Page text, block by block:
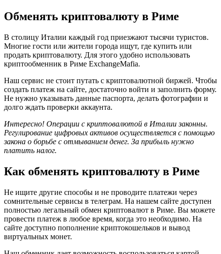
Обменять криптовал​юту в Риме
В столицу Италии каждый год приезжают тысячи туристов.
Многие гости или жители города ищут, где купить или
продать криптовалюту. Для этого удобно использовать
криптообменник в Риме ExchangeMafia.
Наш сервис не стоит путать с криптовалютной биржей. Чтобы
создать платеж на сайте, достаточно войти и заполнить форму.
Не нужно указывать данные паспорта, делать фотографии и
долго ждать проверки аккаунта.
Интересно! Операции с криптовалютой в Италии законны.
Регулирование цифровых активов осуществляется с помощью
закона о борьбе с отмыванием денег. За прибыль нужно
платить налог.
Как обменять криптовалюту в Риме
Не ищите другие способы и не проводите платежи через
сомнительные сервисы в телеграм. На нашем сайте доступен
полностью легальный обмен криптовалют в Риме. Вы можете
провести платеж в любое время, когда это необходимо. На
сайте доступно пополнение криптокошельков и вывод
виртуальных монет.